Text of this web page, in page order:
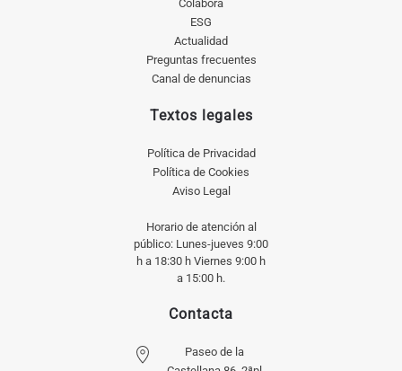
Colabora
ESG
Actualidad
Preguntas frecuentes
Canal de denuncias
Textos legales
Política de Privacidad
Política de Cookies
Aviso Legal
Horario de atención al
público: Lunes-jueves 9:00
h a 18:30 h Viernes 9:00 h
a 15:00 h.
Contacta
Paseo de la